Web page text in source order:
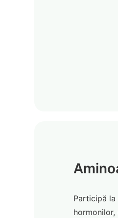
Participă la
hormonilor,